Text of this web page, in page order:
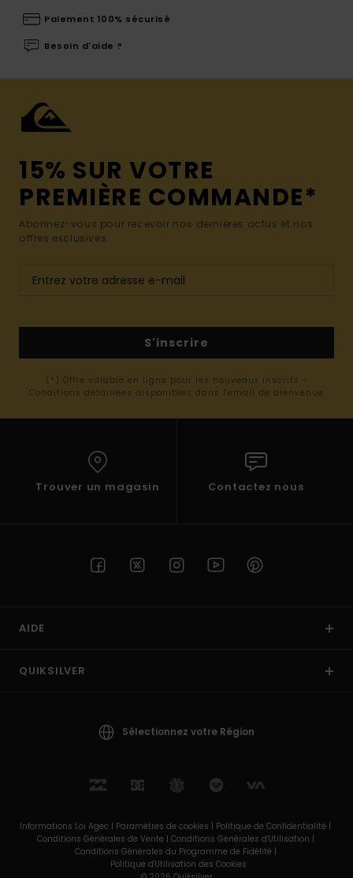
Paiement 100% sécurisé
Besoin d'aide ?
15% SUR VOTRE
PREMIÈRE COMMANDE*
Abonnez-vous pour recevoir nos dernières actus et nos
offres exclusives.
S'inscrire
(*) Offre valable en ligne pour les nouveaux inscrits -
Conditions détaillées disponibles dans l'email de bienvenue
Trouver un magasin Contactez nous
AIDE
QUIKSILVER
Sélectionnez votre Région
Informations Loi Agec | Paramètres de cookies | Politique de Confidentialité |
Conditions Générales de Vente | Conditions Générales d'Utilisation |
Conditions Générales du Programme de Fidélité |
Politique d'Utilisation des Cookies